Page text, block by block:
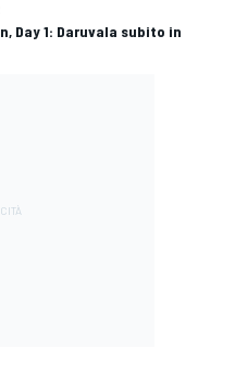
Day 1: Daruvala subito in